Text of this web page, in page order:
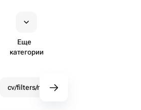
Еще
категории
cv/filters/name_fast_delivery